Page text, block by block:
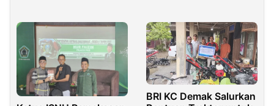
BRI KC Demak Salurkan